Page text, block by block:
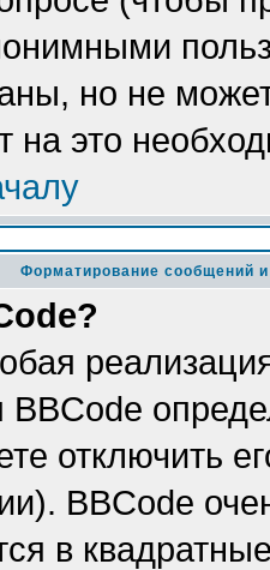
но не
на это
Форматирование сообщений
BBCode
отключить
BBCode
в